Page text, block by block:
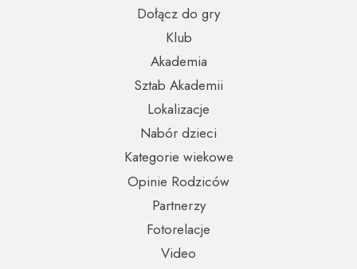
Partnerzy
Opinie Rodziców
Nabór dzieci
Video
Fotorelacje
Kategorie wiekowe
Lokalizacje
Sztab Akademii
Dołącz do gry
Akademia
Klub